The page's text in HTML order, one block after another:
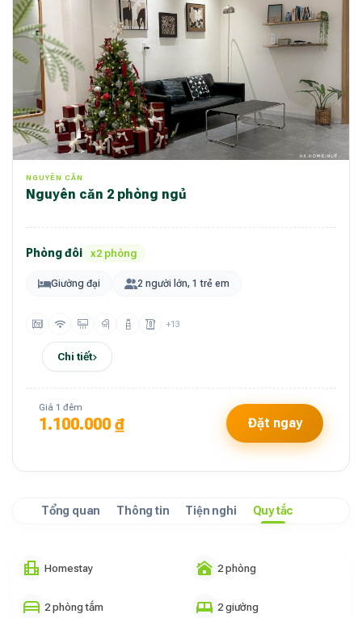
NGUYÊN CĂN
Nguyên căn 2 phòng ngủ
Phòng đôi x2 phòng
Giường đại 2 người lớn, 1 trẻ em
+13
Chi tiết
Giá 1 đêm
1.100.000 ₫ Đặt ngay
Tổng quan Thông tin Tiện nghi Quy tắc
Homestay 2 phòng
2 phòng tắm 2 giường